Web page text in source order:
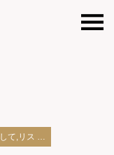
て,リス …